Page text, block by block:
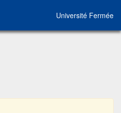
Université Fermée